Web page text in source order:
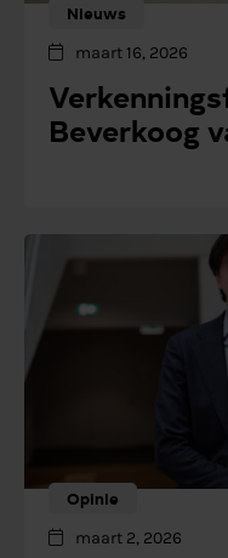
Nieuws
maart 16, 2026
Beverkoog
Opinie
maart 2, 2026